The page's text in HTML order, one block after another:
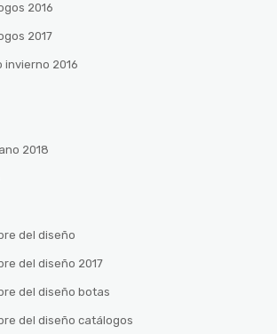
2016
2017
invierno 2016
2018
del diseño
del diseño 2017
del diseño botas
del diseño catálogos